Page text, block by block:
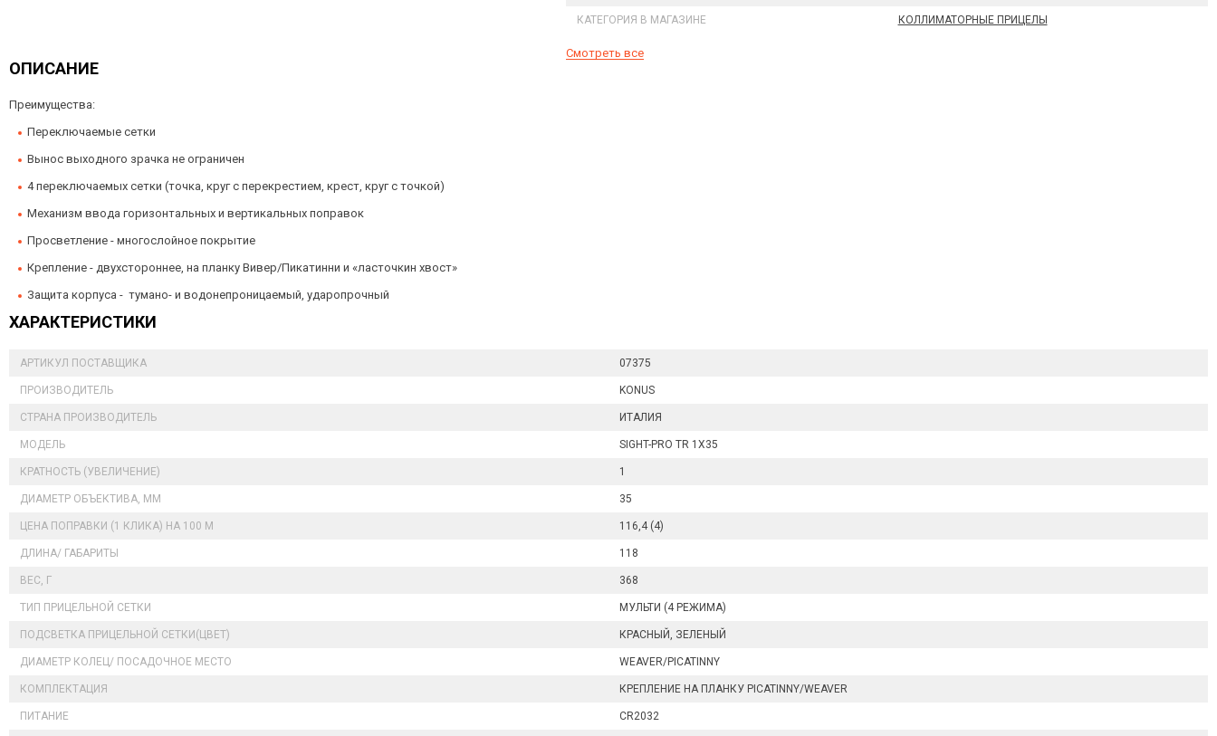
КАТЕГОРИЯ В МАГАЗИНЕ КОЛЛИМАТОРНЫЕ ПРИЦЕЛЫ
Смотреть все
ОПИСАНИЕ
Преимущества:
Переключаемые сетки
Вынос выходного зрачка не ограничен
4 переключаемых сетки (точка, круг с перекрестием, крест, круг с точкой)
Механизм ввода горизонтальных и вертикальных поправок
Просветление - многослойное покрытие
Крепление - двухстороннее, на планку Вивер/Пикатинни и «ласточкин хвост»
Защита корпуса - тумано- и водонепроницаемый, ударопрочный
ХАРАКТЕРИСТИКИ
АРТИКУЛ ПОСТАВЩИКА 07375
ПРОИЗВОДИТЕЛЬ KONUS
СТРАНА ПРОИЗВОДИТЕЛЬ ИТАЛИЯ
МОДЕЛЬ SIGHT-PRO TR 1X35
КРАТНОСТЬ (УВЕЛИЧЕНИЕ) 1
ДИАМЕТР ОБЪЕКТИВА, ММ 35
ЦЕНА ПОПРАВКИ (1 КЛИКА) НА 100 М 116,4 (4)
ДЛИНА/ ГАБАРИТЫ 118
ВЕС, Г 368
ТИП ПРИЦЕЛЬНОЙ СЕТКИ МУЛЬТИ (4 РЕЖИМА)
ПОДСВЕТКА ПРИЦЕЛЬНОЙ СЕТКИ(ЦВЕТ) КРАСНЫЙ, ЗЕЛЕНЫЙ
ДИАМЕТР КОЛЕЦ/ ПОСАДОЧНОЕ МЕСТО WEAVER/PICATINNY
КОМПЛЕКТАЦИЯ КРЕПЛЕНИЕ НА ПЛАНКУ PICATINNY/WEAVER
ПИТАНИЕ CR2032